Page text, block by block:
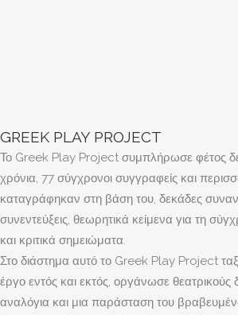
GREEK PLAY PROJECT
Το Greek Play Project συμπλήρωσε φέτος
χρόνια, 77 σύγχρονοι συγγραφείς και
καταγράφηκαν στη βάση του, δεκάδες
συνεντεύξεις, θεωρητικά κείμενα για τη
και κριτικά σημειώματα.
Στο διάστημα αυτό το Greek Play Project
έργο εντός και εκτός, οργάνωσε θεατρικούς
αναλόγια και μια παράσταση του